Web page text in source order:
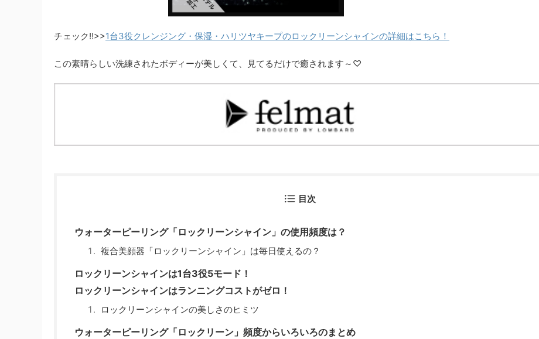
チェック‼>>1台3役クレンジング・保湿・ハリツヤキープのロックリーンシャインの詳細はこちら！
この素晴らしい洗練されたボディーが美しくて、見てるだけで癒されます～♡
目次
ウォーターピーリング「ロックリーンシャイン」の使用頻度は？
複合美顔器「ロックリーンシャイン」は毎日使えるの？
ロックリーンシャインは1台3役5モード！
ロックリーンシャインはランニングコストがゼロ！
ロックリーンシャインの美しさのヒミツ
ウォーターピーリング「ロックリーン」頻度からいろいろのまとめ